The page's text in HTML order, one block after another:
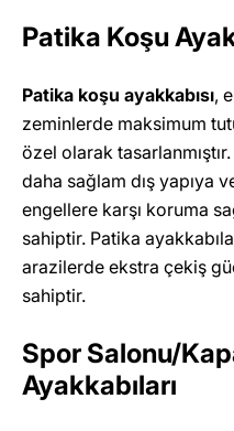
Patika Koşu
Patika koşu ayakkabısı,
zeminlerde maksimum
özel olarak
daha sağlam dış yapıya
engellere karşı koruma
sahiptir. Patika
arazilerde ekstra çekiş
sahiptir.
Spor Salonu/
Ayakkabıları